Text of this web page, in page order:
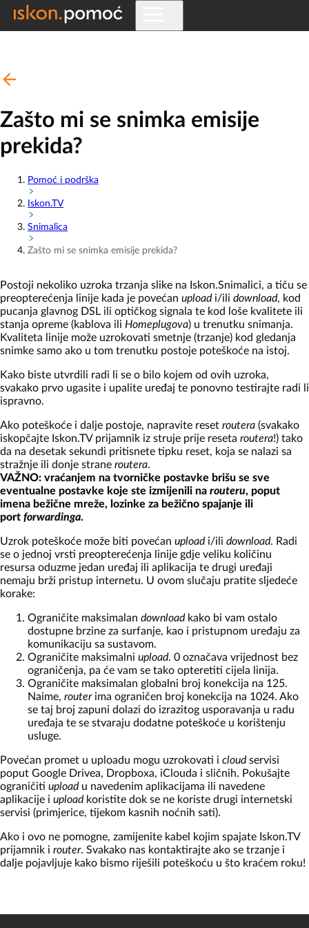
Zašto mi se snimka emisije
prekida?
Pomoć i podrška
Iskon.TV
Snimalica
Zašto mi se snimka emisije prekida?
Postoji nekoliko uzroka trzanja slike na Iskon.Snimalici, a tiču se
preopterećenja linije kada je povećan upload i/ili download, kod
pucanja glavnog DSL ili optičkog signala te kod loše kvalitete ili
stanja opreme (kablova ili Homeplugova) u trenutku snimanja.
Kvaliteta linije može uzrokovati smetnje (trzanje) kod gledanja
snimke samo ako u tom trenutku postoje poteškoće na istoj.
Kako biste utvrdili radi li se o bilo kojem od ovih uzroka,
svakako prvo ugasite i upalite uređaj te ponovno testirajte radi li
ispravno.
Ako poteškoće i dalje postoje, napravite reset routera (svakako
iskopčajte Iskon.TV prijamnik iz struje prije reseta routera!) tako
da na desetak sekundi pritisnete tipku reset, koja se nalazi sa
stražnje ili donje strane routera.
VAŽNO: vraćanjem na tvorničke postavke brišu se sve
eventualne postavke koje ste izmijenili na routeru, poput
imena bežične mreže, lozinke za bežično spajanje ili
port forwardinga.
Uzrok poteškoće može biti povećan upload i/ili download. Radi
se o jednoj vrsti preopterećenja linije gdje veliku količinu
resursa oduzme jedan uređaj ili aplikacija te drugi uređaji
nemaju brži pristup internetu. U ovom slučaju pratite sljedeće
korake:
Ograničite maksimalan download kako bi vam ostalo
dostupne brzine za surfanje, kao i pristupnom uređaju za
komunikaciju sa sustavom.
Ograničite maksimalni upload. 0 označava vrijednost bez
ograničenja, pa će vam se tako opteretiti cijela linija.
Ograničite maksimalan globalni broj konekcija na 125.
Naime, router ima ograničen broj konekcija na 1024. Ako
se taj broj zapuni dolazi do izrazitog usporavanja u radu
uređaja te se stvaraju dodatne poteškoće u korištenju
usluge.
Povećan promet u uploadu mogu uzrokovati i cloud servisi
poput Google Drivea, Dropboxa, iClouda i sličnih. Pokušajte
ograničiti upload u navedenim aplikacijama ili navedene
aplikacije i upload koristite dok se ne koriste drugi internetski
servisi (primjerice, tijekom kasnih noćnih sati).
Ako i ovo ne pomogne, zamijenite kabel kojim spajate Iskon.TV
prijamnik i router. Svakako nas kontaktirajte ako se trzanje i
dalje pojavljuje kako bismo riješili poteškoću u što kraćem roku!